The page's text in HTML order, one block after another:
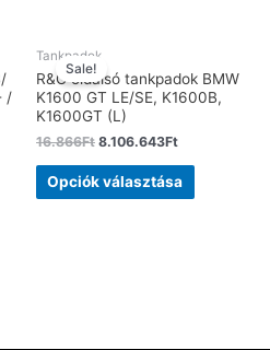
/
Sale!
Tankpadok
R&G oldalsó tankpadok BMW
K1600 GT LE/SE, K1600B,
K1600GT (L)
16.866Ft 8.106.643Ft
Opciók választása